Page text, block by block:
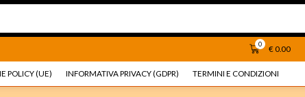
0
€0.00
POLICY (UE) INFORMATIVA PRIVACY (GDPR) TERMINI E CONDIZIONI
Moto Go shop Ricambi e accessori Moto Go shop